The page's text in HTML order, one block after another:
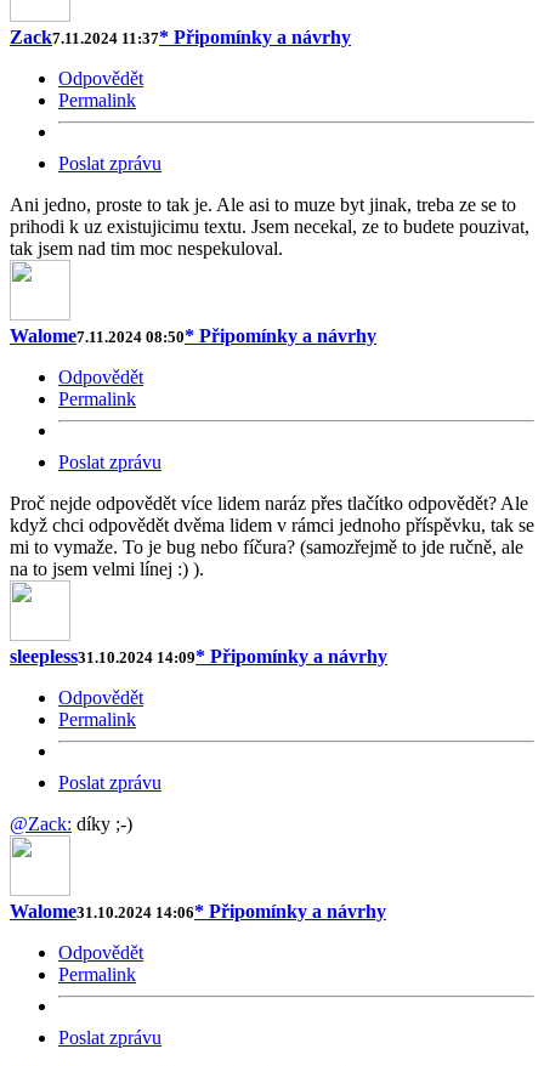
Zack7.11.2024 11:37* Připomínky a návrhy
Odpovědět
Permalink
Poslat zprávu
Ani jedno, proste to tak je. Ale asi to muze byt jinak, treba ze se to
prihodi k uz existujicimu textu. Jsem necekal, ze to budete pouzivat,
tak jsem nad tim moc nespekuloval.
Walome7.11.2024 08:50* Připomínky a návrhy
Odpovědět
Permalink
Poslat zprávu
Proč nejde odpovědět více lidem naráz přes tlačítko odpovědět? Ale
když chci odpovědět dvěma lidem v rámci jednoho příspěvku, tak se
mi to vymaže. To je bug nebo fíčura? (samozřejmě to jde ručně, ale
na to jsem velmi línej :) ).
sleepless31.10.2024 14:09* Připomínky a návrhy
Odpovědět
Permalink
Poslat zprávu
@Zack: díky ;-)
Walome31.10.2024 14:06* Připomínky a návrhy
Odpovědět
Permalink
Poslat zprávu